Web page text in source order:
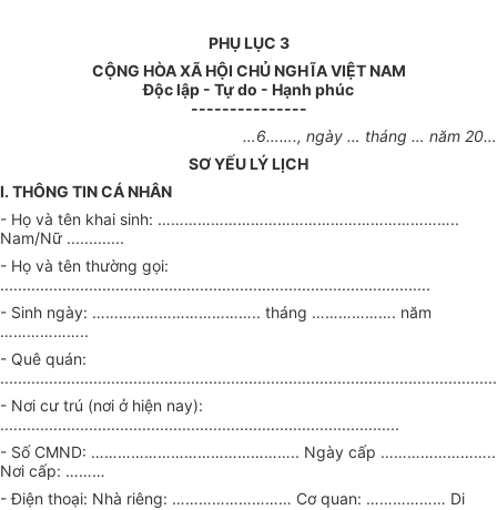
PHỤ LỤC 3
CỘNG HÒA XÃ HỘI CHỦ NGHĨA VIỆT NAM
Độc lập - Tự do - Hạnh phúc
---------------
…6……., ngày … tháng … năm 20…
SƠ YẾU LÝ LỊCH
I. THÔNG TIN CÁ NHÂN
- Họ và tên khai sinh: …………………………………………………………..
Nam/Nữ .............
- Họ và tên thường gọi:
.................................................................................................
- Sinh ngày: ……………………………….. tháng ………………. năm
………………..
- Quê quán:
- Nơi cư trú (nơi ở hiện nay):
..........................................................................................
- Số CMND: ……………………………………….. Ngày cấp ……………………..
Nơi cấp: ………
- Điện thoại: Nhà riêng: ……………………… Cơ quan: ……………… Di